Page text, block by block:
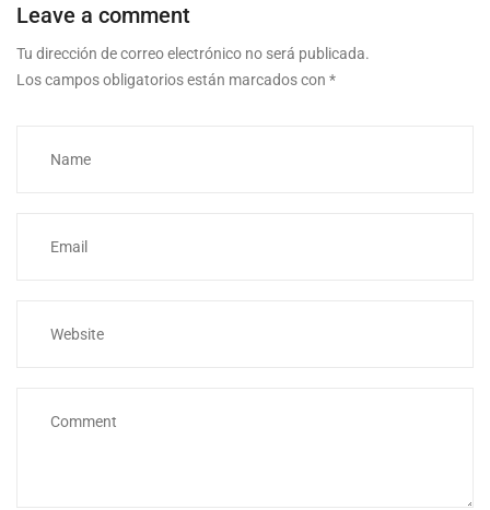
Leave a comment
Tu dirección de correo electrónico no será publicada.
Los campos obligatorios están marcados con *